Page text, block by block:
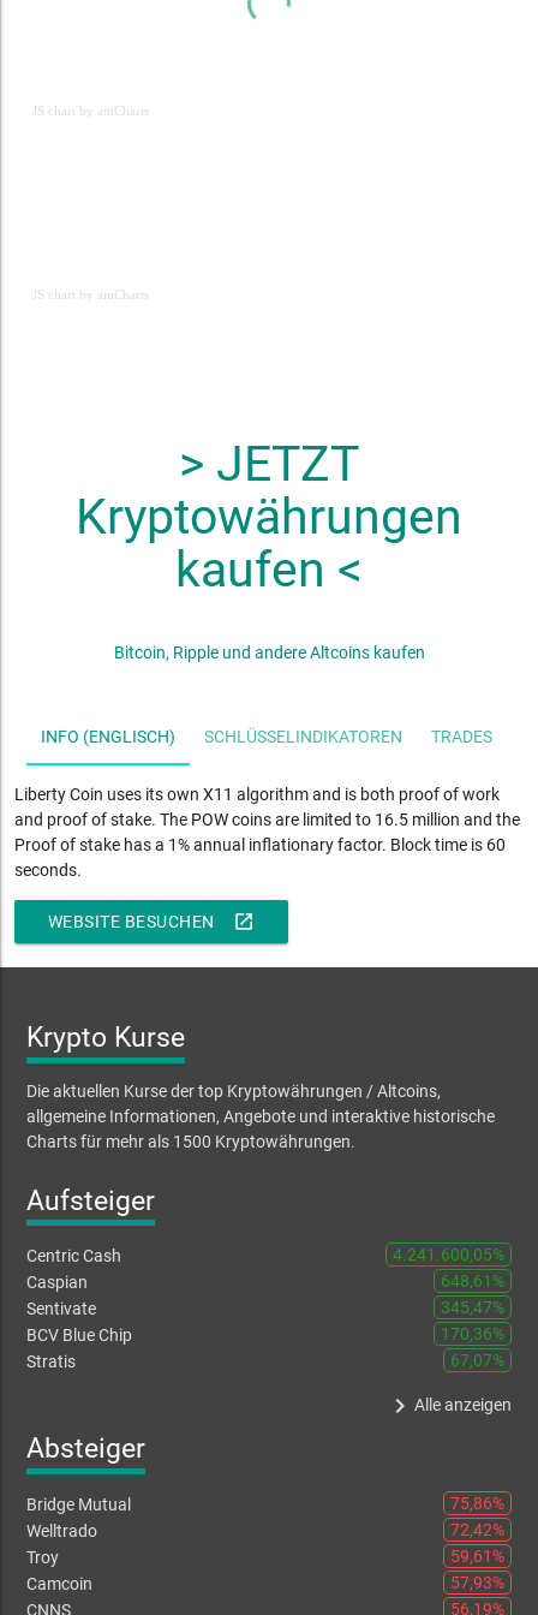
JS chart by amCharts
JS chart by amCharts
> JETZT
Kryptowährungen
kaufen <
Bitcoin, Ripple und andere Altcoins kaufen
INFO (ENGLISCH) SCHLÜSSELINDIKATOREN TRADES
Liberty Coin uses its own X11 algorithm and is both proof of work
and proof of stake. The POW coins are limited to 16.5 million and the
Proof of stake has a 1% annual inflationary factor. Block time is 60
seconds.
WEBSITE BESUCHEN open_in_new
Krypto Kurse
Die aktuellen Kurse der top Kryptowährungen / Altcoins,
allgemeine Informationen, Angebote und interaktive historische
Charts für mehr als 1500 Kryptowährungen.
Aufsteiger
Centric Cash
4.241.600,05%
Caspian
648,61%
Sentivate
345,47%
BCV Blue Chip
170,36%
Stratis
67,07%
keyboard_arrow_right Alle anzeigen
Absteiger
Bridge Mutual
75,86%
Welltrado
72,42%
Troy
59,61%
Camcoin
57,93%
CNNS
56,19%